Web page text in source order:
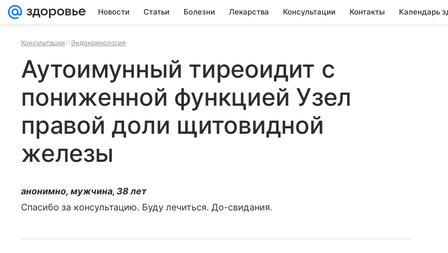
Новости Статьи Болезни Лекарства Консультации Контакты Календарь
Консультации Эндокринология
Аутоимунный тиреоидит с
пониженной функцией Узел
правой доли щитовидной
железы
анонимно, мужчина, 38 лет
Спасибо за консультацию. Буду лечиться. До-свидания.